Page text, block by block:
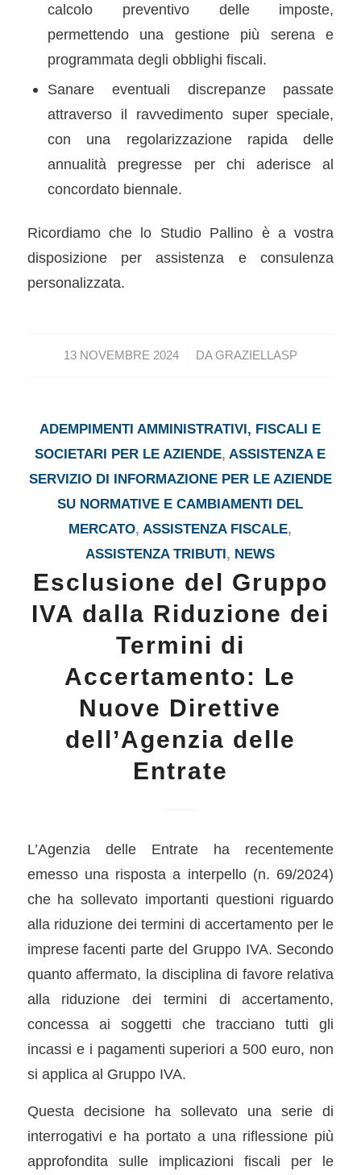
calcolo preventivo delle imposte,
permettendo una gestione più serena e
programmata degli obblighi fiscali.
Sanare eventuali discrepanze passate
attraverso il ravvedimento super speciale,
con una regolarizzazione rapida delle
annualità pregresse per chi aderisce al
concordato biennale.
Ricordiamo che lo Studio Pallino è a vostra
disposizione per assistenza e consulenza
personalizzata.
13 NOVEMBRE 2024
/ DAGRAZIELLASP
ADEMPIMENTI AMMINISTRATIVI, FISCALI E
SOCIETARI PER LE AZIENDE,ASSISTENZA E
SERVIZIO DI INFORMAZIONE PER LE AZIENDE
SU NORMATIVE E CAMBIAMENTI DEL
MERCATO,ASSISTENZA FISCALE,
ASSISTENZA TRIBUTI, NEWS
Esclusione del Gruppo
IVA dalla Riduzione dei
Termini di
Accertamento: Le
Nuove Direttive
dell’Agenzia delle
Entrate
L’Agenzia delle Entrate ha recentemente
emesso una risposta a interpello (n. 69/2024)
che ha sollevato importanti questioni riguardo
alla riduzione dei termini di accertamento per le
imprese facenti parte del Gruppo IVA. Secondo
quanto affermato, la disciplina di favore relativa
alla riduzione dei termini di accertamento,
concessa ai soggetti che tracciano tutti gli
incassi e i pagamenti superiori a 500 euro, non
si applica al Gruppo IVA.
Questa decisione ha sollevato una serie di
interrogativi e ha portato a una riflessione più
approfondita sulle implicazioni fiscali per le